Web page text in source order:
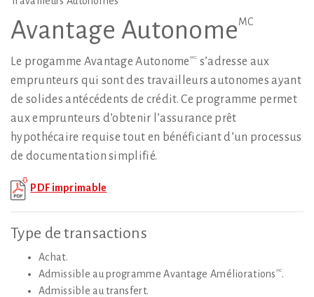
Avantage AutonomeMC
Le progamme Avantage Autonome MC s’adresse aux
emprunteurs qui sont des travailleurs autonomes ayant
de solides antécédents de crédit. Ce programme permet
aux emprunteurs d’obtenir l’assurance prêt
hypothécaire requise tout en bénéficiant d’un processus
de documentation simplifié.
PDF imprimable
Type de transactions
Achat.
Admissible au programme Avantage Améliorations MC.
Admissible au transfert.